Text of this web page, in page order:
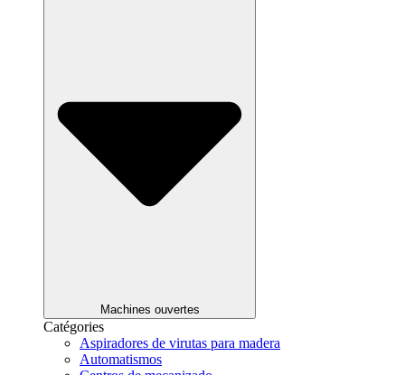
Machines ouvertes
Catégories
Aspiradores de virutas para madera
Automatismos